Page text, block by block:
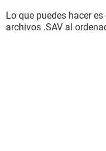
Lo que puedes hacer
archivos .SAV al